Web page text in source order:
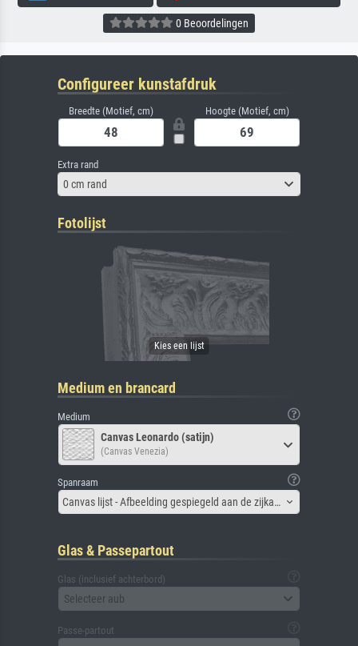
0 Beoordelingen
Configureer kunstafdruk
Breedte (Motief, cm) Hoogte (Motief, cm)
Extra rand
0 cm rand
Fotolijst
Medium en brancard
Medium
Canvas Leonardo (satijn)
(Canvas Venezia)
Spanraam
Canvas lijst - Afbeelding gespiegeld aan de zijkant
Glas & Passepartout
Glas (inclusief achterbord)
Selecteer aub
Passe-partout